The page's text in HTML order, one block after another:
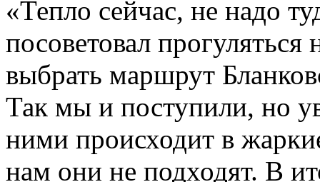
«Тепло сейчас, не надо
посоветовал
выбрать маршрут
Так мы и поступили, но
ними происходит в
нам они не подходят. В